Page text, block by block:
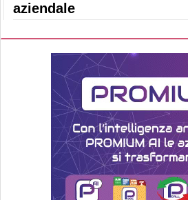
aziendale